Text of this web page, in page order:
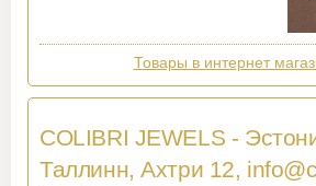
Товары в интернет
COLIBRI JEWELS -
Таллинн, Ахтри 12,